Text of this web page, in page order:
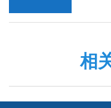
相